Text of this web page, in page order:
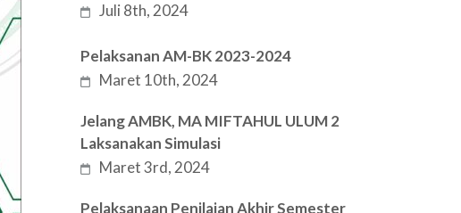
Juli 8th, 2024
Pelaksanan AM-BK 2023-2024
Maret 10th, 2024
Jelang AMBK, MA MIFTAHUL ULUM 2
Laksanakan Simulasi
Maret 3rd, 2024
Pelaksanaan Penilaian Akhir Semester